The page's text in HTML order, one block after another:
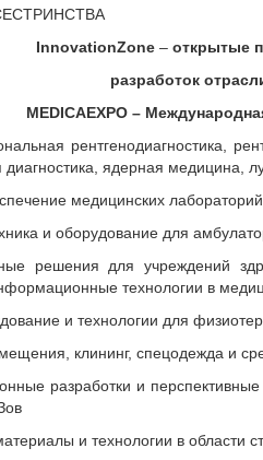
InnovationZone–открытые
разработок
MEDICAEXPO–
рентгенодиагностика,
диагностика, ядерная медицина,
медицинских лабораторий
и оборудование для
решения для учреждений
технологии в
и технологии для
клининг, спецодежда и
разработки и
и технологии в области